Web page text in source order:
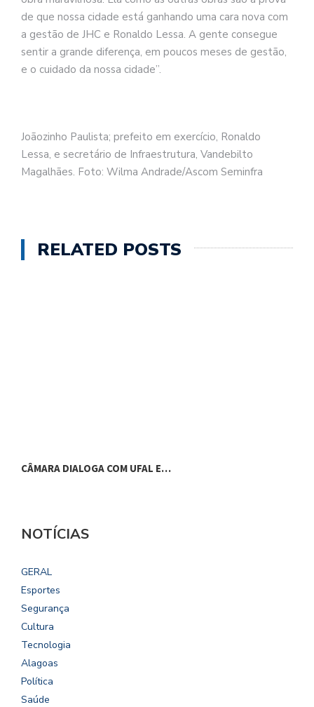
de que nossa cidade está ganhando uma cara nova com
a gestão de JHC e Ronaldo Lessa. A gente consegue
sentir a grande diferença, em poucos meses de gestão,
e o cuidado da nossa cidade”.
Joãozinho Paulista; prefeito em exercício, Ronaldo
Lessa, e secretário de Infraestrutura, Vandebilto
Magalhães. Foto: Wilma Andrade/Ascom Seminfra
RELATED POSTS
CÂMARA DIALOGA COM UFAL E…
NOTÍCIAS
GERAL
Esportes
Segurança
Cultura
Tecnologia
Alagoas
Política
Saúde